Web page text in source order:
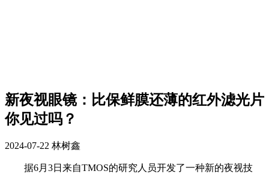
新夜视眼镜：比保鲜膜还薄的红外滤光片
你见过吗？
2024-07-22 林树鑫
据6月3日来自TMOS的研究人员开发了一种新的夜视技